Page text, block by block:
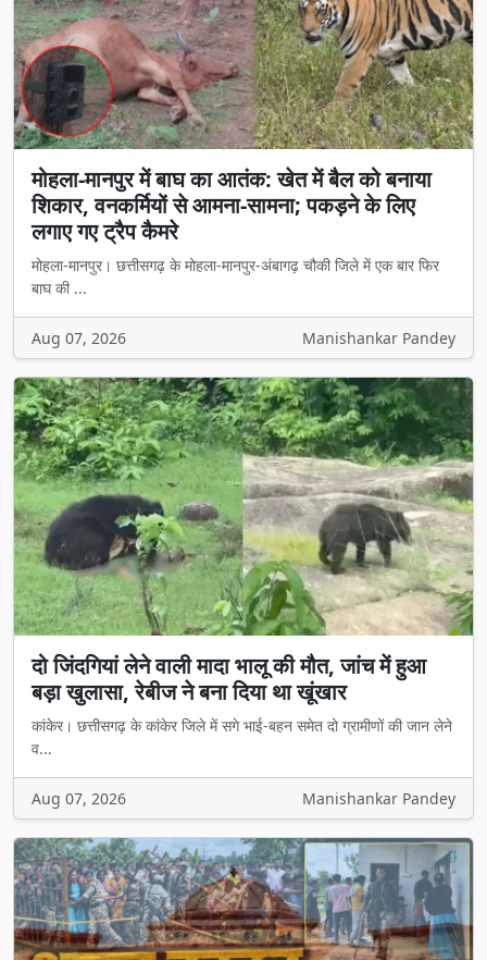
मोहला-मानपुर में बाघ का आतंक: खेत में बैल को बनाया
शिकार, वनकर्मियों से आमना-सामना; पकड़ने के लिए
लगाए गए ट्रैप कैमरे
मोहला-मानपुर। छत्तीसगढ़ के मोहला-मानपुर-अंबागढ़ चौकी जिले में एक बार फिर
बाघ की ...
Aug 07, 2026 Manishankar Pandey
दो जिंदगियां लेने वाली मादा भालू की मौत, जांच में हुआ
बड़ा खुलासा, रेबीज ने बना दिया था खूंखार
कांकेर। छत्तीसगढ़ के कांकेर जिले में सगे भाई-बहन समेत दो ग्रामीणों की जान लेने
व...
Aug 07, 2026 Manishankar Pandey